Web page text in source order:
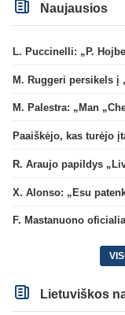
Naujausios
M. Ruggeri persikels į
R. Araujo papildys
Lietuviškos